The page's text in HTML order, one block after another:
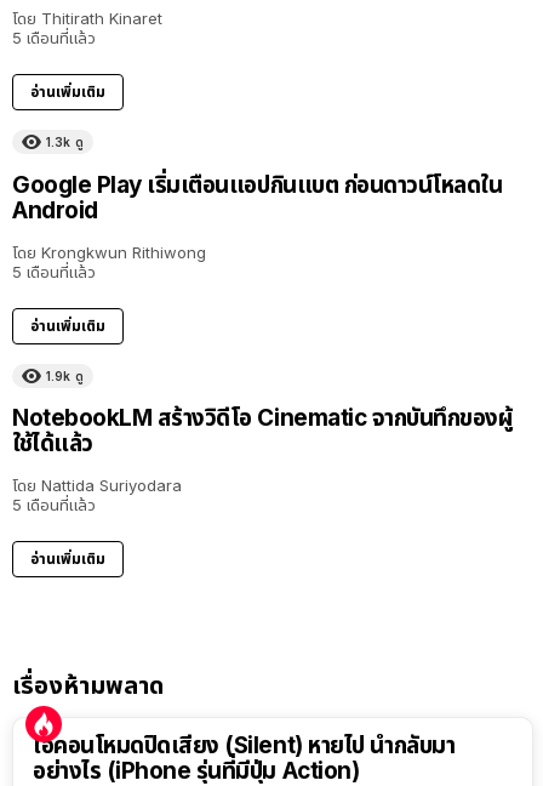
โดย Thitirath Kinaret
5 เดือนที่แล้ว
อ่านเพิ่มเติม
1.3k ดู
Google Play เริ่มเตือนแอปกินแบต ก่อนดาวน์โหลดใน
Android
โดย Krongkwun Rithiwong
5 เดือนที่แล้ว
อ่านเพิ่มเติม
1.9k ดู
NotebookLM สร้างวิดีโอ Cinematic จากบันทึกของผู้
ใช้ได้แล้ว
โดย Nattida Suriyodara
5 เดือนที่แล้ว
อ่านเพิ่มเติม
เรื่องห้ามพลาด
ไอคอนโหมดปิดเสียง (Silent) หายไป นำกลับมา
อย่างไร (iPhone รุ่นที่มีปุ่ม Action)